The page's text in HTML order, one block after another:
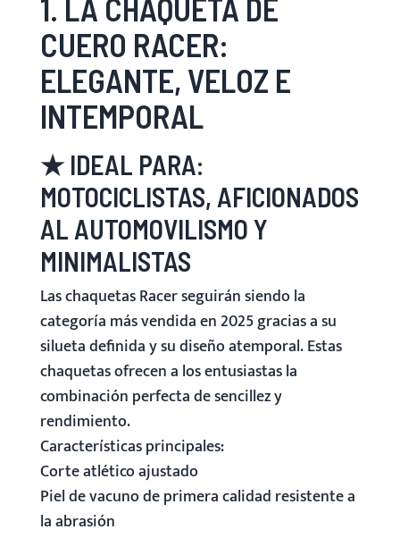
1. LA CHAQUETA DE
CUERO RACER:
ELEGANTE, VELOZ E
INTEMPORAL
★ IDEAL PARA:
MOTOCICLISTAS, AFICIONADOS
AL AUTOMOVILISMO Y
MINIMALISTAS
Las chaquetas Racer seguirán siendo la
categoría más vendida en 2025 gracias a su
silueta definida y su diseño atemporal. Estas
chaquetas ofrecen a los entusiastas la
combinación perfecta de sencillez y
rendimiento.
Características principales:
Corte atlético ajustado
Piel de vacuno de primera calidad resistente a
la abrasión